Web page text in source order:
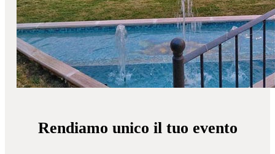
Rendiamo unico il tuo evento